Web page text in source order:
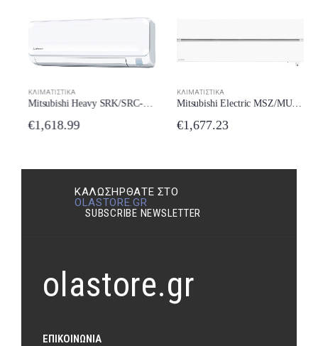
ΚΛΙΜΑΤΙΣΤΙΚΆ
Mitsubishi Heavy SRK/SRC-50ZTL-W Κλιματιστικό 18000 BTU New Model 2024
1,618.99
ΚΛΙΜΑΤΙΣΤΙΚΆ
Mitsubishi Electric MSZ/MUZ-LN35VG2-W Κλιματιστικό Inverter 12000 BTU A+++/A+++ New Model 2024
1,677.23
ΚΑΛΩΣΉΡΘΑΤΕ ΣΤΟ
OLASTORE.GR
SUBSCRIBE NEWSLETTER
olastore.gr
ΕΠΙΚΟΙΝΩΝΊΑ